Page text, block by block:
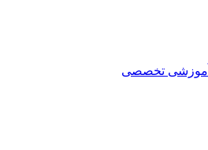
آموزشی تخصصی